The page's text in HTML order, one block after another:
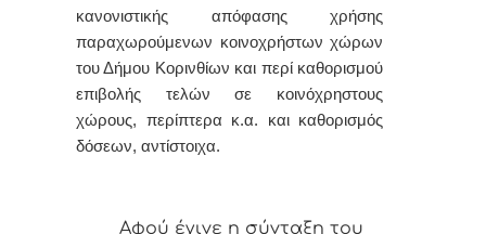
κανονιστικής απόφασης χρήσης
παραχωρούμενων κοινοχρήστων χώρων
του Δήμου Κορινθίων και περί καθορισμού
επιβολής τελών σε κοινόχρηστους
χώρους, περίπτερα κ.α. και καθορισμός
δόσεων, αντίστοιχα.
Αφoύ έγιvε η σύvταξη τoυ